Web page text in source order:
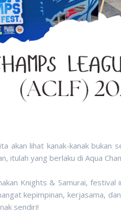
akan lihat kanak-kanak
itulah yang berlaku di Aqua
Knights & Samurai,
kepimpinan, kerjasama,
sendiri!